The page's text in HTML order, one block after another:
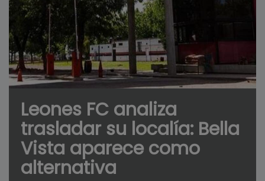
Leones FC analiza
trasladar su localía: Bella
Vista aparece como
alternativa